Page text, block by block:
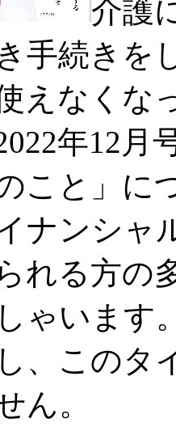
介護
手続きを
えなくな
年12月
こと」に
ナンシャ
れる方の
ゃいます。
、このタ
ん。